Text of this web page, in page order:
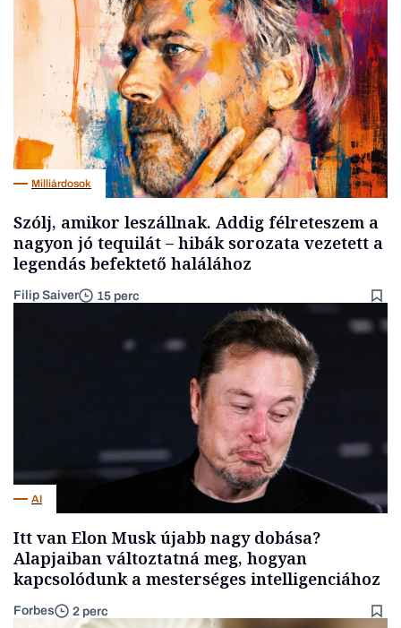
Milliárdosok
Szólj, amikor leszállnak. Addig félreteszem a
nagyon jó tequilát – hibák sorozata vezetett a
legendás befektető halálához
Filip Saiver 15 perc
AI
Itt van Elon Musk újabb nagy dobása?
Alapjaiban változtatná meg, hogyan
kapcsolódunk a mesterséges intelligenciához
Forbes 2 perc